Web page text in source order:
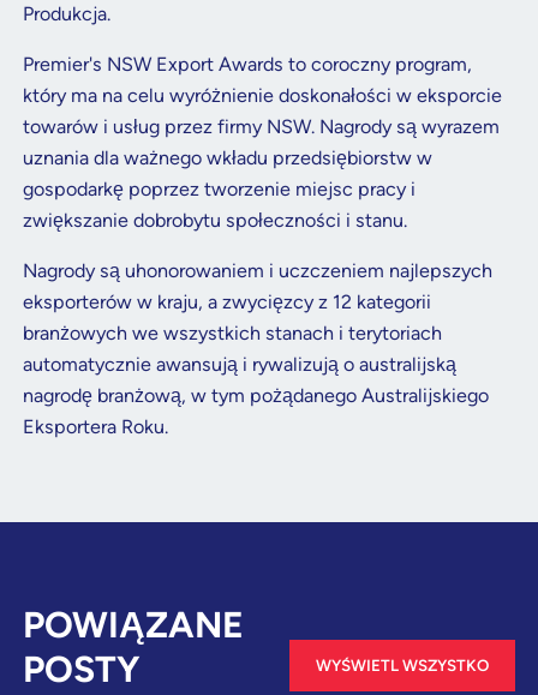
Produkcja.
Premier's NSW Export Awards to coroczny program,
który ma na celu wyróżnienie doskonałości w eksporcie
towarów i usług przez firmy NSW. Nagrody są wyrazem
uznania dla ważnego wkładu przedsiębiorstw w
gospodarkę poprzez tworzenie miejsc pracy i
zwiększanie dobrobytu społeczności i stanu.
Nagrody są uhonorowaniem i uczczeniem najlepszych
eksporterów w kraju, a zwycięzcy z 12 kategorii
branżowych we wszystkich stanach i terytoriach
automatycznie awansują i rywalizują o australijską
nagrodę branżową, w tym pożądanego Australijskiego
Eksportera Roku.
POWIĄZANE
POSTY
WYŚWIETL WSZYSTKO